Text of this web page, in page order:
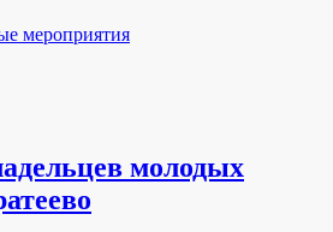
мероприятия
молодых